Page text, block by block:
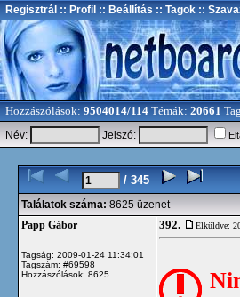
Regisztrál :: Profil :: Beállítás :: Tagok ::
Hozzászólások: 9504014/114 Témák: 20661
Név: Jelszó:
/ 345
Találatok száma: 8625 üzenet
Papp Gábor
Tagság: 2009-01-24 11:34:01
Tagszám: #69598
Hozzászólások: 8625
392. Elküldve: